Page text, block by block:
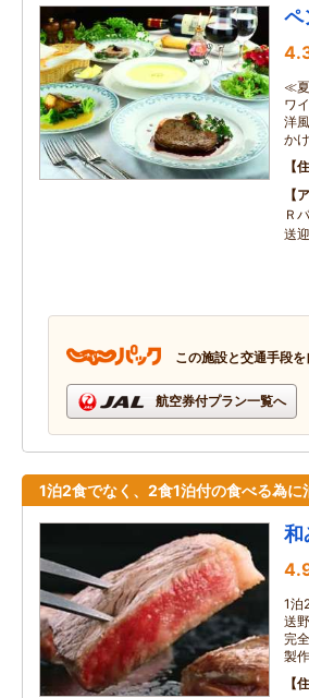
≪
ワ
洋
か
Ｒ
送
この施設と交通手段
航空券付プラン一覧へ
1泊2食でなく、2食1泊付の食べる為
和
1泊
送
完
製